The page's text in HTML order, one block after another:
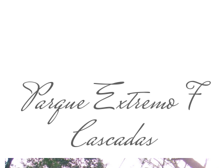
Parque Extremo 7
Cascadas